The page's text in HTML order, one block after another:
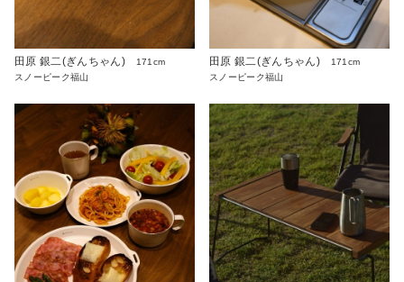
田原 銀二(ぎんちゃん)
171cm
スノーピーク福山
田原 銀二(ぎんちゃん)
171cm
スノーピーク福山